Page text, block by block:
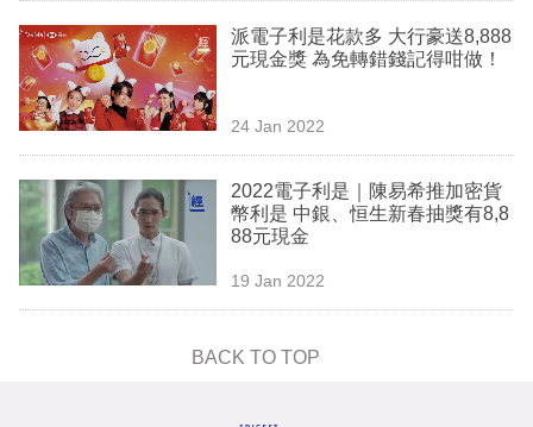
欄
訂
閱
區
派電子利是花款多 大行豪送8,888
元現金獎 為免轉錯錢記得咁做！
24 Jan 2022
2022電子利是｜陳易希推加密貨
幣利是 中銀、恒生新春抽獎有8,8
88元現金
19 Jan 2022
BACK TO TOP